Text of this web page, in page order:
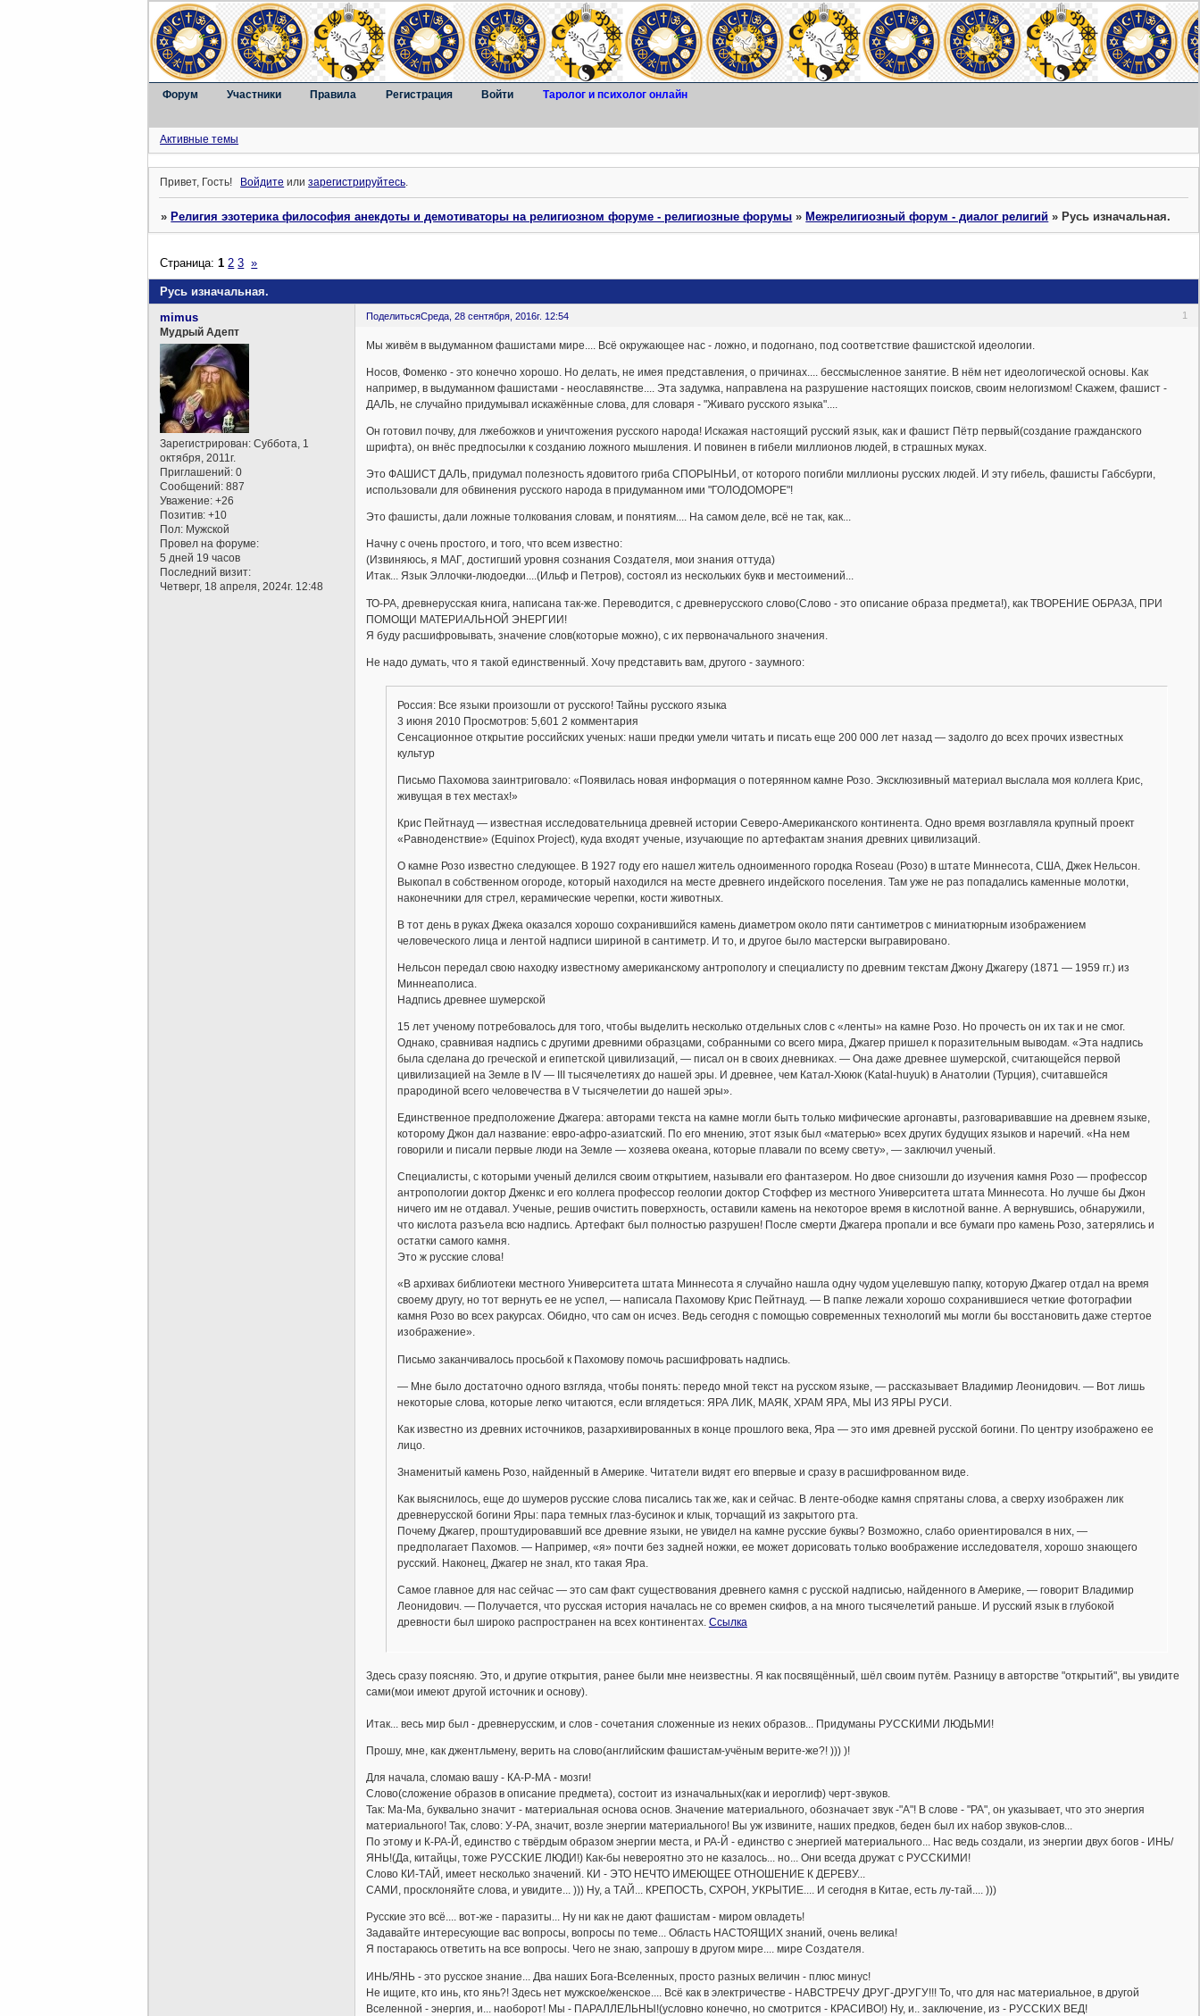
Форум Участники Правила Регистрация Войти Таролог и психолог онлайн
Активные темы
Привет, Гость! Войдите илизарегистрируйтесь.
»Религия эзотерика философия анекдоты и демотиваторы на религиозном форуме - религиозные форумы »Межрелигиозный форум - диалог религий »Русь изначальная.
Русь изначальная.
Страница:1 2 3 »
Поделиться 1
Среда, 28 сентября, 2016г. 12:54
mimus
Мудрый Адепт
Зарегистрирован: Суббота, 1
октября, 2011г.
Приглашений: 0
Сообщений: 887
Уважение: +26
Позитив: +10
Пол: Мужской
Провел на форуме:
5 дней 19 часов
Последний визит:
Четверг, 18 апреля, 2024г. 12:48
Мы живём в выдуманном фашистами мире.... Всё окружающее нас - ложно, и подогнано, под соответствие фашистской идеологии.
Носов, Фоменко - это конечно хорошо. Но делать, не имея представления, о причинах.... бессмысленное занятие. В нём нет идеологической основы. Как
например, в выдуманном фашистами - неославянстве.... Эта задумка, направлена на разрушение настоящих поисков, своим нелогизмом! Скажем, фашист -
ДАЛЬ, не случайно придумывал искажённые слова, для словаря - "Живаго русского языка"....
Он готовил почву, для лжебожков и уничтожения русского народа! Искажая настоящий русский язык, как и фашист Пётр первый(создание гражданского
шрифта), он внёс предпосылки к созданию ложного мышления. И повинен в гибели миллионов людей, в страшных муках.
Это ФАШИСТ ДАЛЬ, придумал полезность ядовитого гриба СПОРЫНЬИ, от которого погибли миллионы русских людей. И эту гибель, фашисты Габсбурги,
использовали для обвинения русского народа в придуманном ими "ГОЛОДОМОРЕ"!
Это фашисты, дали ложные толкования словам, и понятиям.... На самом деле, всё не так, как...
Начну с очень простого, и того, что всем известно:
(Извиняюсь, я МАГ, достигший уровня сознания Создателя, мои знания оттуда)
Итак... Язык Эллочки-людоедки....(Ильф и Петров), состоял из нескольких букв и местоимений...
ТО-РА, древнерусская книга, написана так-же. Переводится, с древнерусского слово(Слово - это описание образа предмета!), как ТВОРЕНИЕ ОБРАЗА, ПРИ
ПОМОЩИ МАТЕРИАЛЬНОЙ ЭНЕРГИИ!
Я буду расшифровывать, значение слов(которые можно), с их первоначального значения.
Не надо думать, что я такой единственный. Хочу представить вам, другого - заумного:
Россия: Все языки произошли от русского! Тайны русского языка
3 июня 2010 Просмотров: 5,601 2 комментария
Сенсационное открытие российских ученых: наши предки умели читать и писать еще 200 000 лет назад — задолго до всех прочих известных
культур
Письмо Пахомова заинтриговало: «Появилась новая информация о потерянном камне Розо. Эксклюзивный материал выслала моя коллега Крис,
живущая в тех местах!»
Крис Пейтнауд — известная исследовательница древней истории Северо-Американского континента. Одно время возглавляла крупный проект
«Равноденствие» (Equinox Project), куда входят ученые, изучающие по артефактам знания древних цивилизаций.
О камне Розо известно следующее. В 1927 году его нашел житель одноименного городка Roseau (Розо) в штате Миннесота, США, Джек Нельсон.
Выкопал в собственном огороде, который находился на месте древнего индейского поселения. Там уже не раз попадались каменные молотки,
наконечники для стрел, керамические черепки, кости животных.
В тот день в руках Джека оказался хорошо сохранившийся камень диаметром около пяти сантиметров с миниатюрным изображением
человеческого лица и лентой надписи шириной в сантиметр. И то, и другое было мастерски выгравировано.
Нельсон передал свою находку известному американскому антропологу и специалисту по древним текстам Джону Джагеру (1871 — 1959 гг.) из
Миннеаполиса.
Надпись древнее шумерской
15 лет ученому потребовалось для того, чтобы выделить несколько отдельных слов с «ленты» на камне Розо. Но прочесть он их так и не смог.
Однако, сравнивая надпись с другими древними образцами, собранными со всего мира, Джагер пришел к поразительным выводам. «Эта надпись
была сделана до греческой и египетской цивилизаций, — писал он в своих дневниках. — Она даже древнее шумерской, считающейся первой
цивилизацией на Земле в IV — III тысячелетиях до нашей эры. И древнее, чем Катал-Хююк (Katal-huyuk) в Анатолии (Турция), считавшейся
прародиной всего человечества в V тысячелетии до нашей эры».
Единственное предположение Джагера: авторами текста на камне могли быть только мифические аргонавты, разговаривавшие на древнем языке,
которому Джон дал название: евро-афро-азиатский. По его мнению, этот язык был «матерью» всех других будущих языков и наречий. «На нем
говорили и писали первые люди на Земле — хозяева океана, которые плавали по всему свету», — заключил ученый.
Специалисты, с которыми ученый делился своим открытием, называли его фантазером. Но двое снизошли до изучения камня Розо — профессор
антропологии доктор Дженкс и его коллега профессор геологии доктор Стоффер из местного Университета штата Миннесота. Но лучше бы Джон
ничего им не отдавал. Ученые, решив очистить поверхность, оставили камень на некоторое время в кислотной ванне. А вернувшись, обнаружили,
что кислота разъела всю надпись. Артефакт был полностью разрушен! После смерти Джагера пропали и все бумаги про камень Розо, затерялись и
остатки самого камня.
Это ж русские слова!
«В архивах библиотеки местного Университета штата Миннесота я случайно нашла одну чудом уцелевшую папку, которую Джагер отдал на время
своему другу, но тот вернуть ее не успел, — написала Пахомову Крис Пейтнауд. — В папке лежали хорошо сохранившиеся четкие фотографии
камня Розо во всех ракурсах. Обидно, что сам он исчез. Ведь сегодня с помощью современных технологий мы могли бы восстановить даже стертое
изображение».
Письмо заканчивалось просьбой к Пахомову помочь расшифровать надпись.
— Мне было достаточно одного взгляда, чтобы понять: передо мной текст на русском языке, — рассказывает Владимир Леонидович. — Вот лишь
некоторые слова, которые легко читаются, если вглядеться: ЯРА ЛИК, МАЯК, ХРАМ ЯРА, МЫ ИЗ ЯРЫ РУСИ.
Как известно из древних источников, разархивированных в конце прошлого века, Яра — это имя древней русской богини. По центру изображено ее
лицо.
Знаменитый камень Розо, найденный в Америке. Читатели видят его впервые и сразу в расшифрованном виде.
Как выяснилось, еще до шумеров русские слова писались так же, как и сейчас. В ленте-ободке камня спрятаны слова, а сверху изображен лик
древнерусской богини Яры: пара темных глаз-бусинок и клык, торчащий из закрытого рта.
Почему Джагер, проштудировавший все древние языки, не увидел на камне русские буквы? Возможно, слабо ориентировался в них, —
предполагает Пахомов. — Например, «я» почти без задней ножки, ее может дорисовать только воображение исследователя, хорошо знающего
русский. Наконец, Джагер не знал, кто такая Яра.
Самое главное для нас сейчас — это сам факт существования древнего камня с русской надписью, найденного в Америке, — говорит Владимир
Леонидович. — Получается, что русская история началась не со времен скифов, а на много тысячелетий раньше. И русский язык в глубокой
древности был широко распространен на всех континентах. Ссылка
Здесь сразу поясняю. Это, и другие открытия, ранее были мне неизвестны. Я как посвящённый, шёл своим путём. Разницу в авторстве "открытий", вы увидите
сами(мои имеют другой источник и основу).
Итак... весь мир был - древнерусским, и слов - сочетания сложенные из неких образов... Придуманы РУССКИМИ ЛЮДЬМИ!
Прошу, мне, как джентльмену, верить на слово(английским фашистам-учёным верите-же?! ))) )!
Для начала, сломаю вашу - КА-Р-МА - мозги!
Слово(сложение образов в описание предмета), состоит из изначальных(как и иероглиф) черт-звуков.
Так: Ма-Ма, буквально значит - материальная основа основ. Значение материального, обозначает звук -"А"! В слове - "РА", он указывает, что это энергия
материального! Так, слово: У-РА, значит, возле энергии материального! Вы уж извините, наших предков, беден был их набор звуков-слов...
По этому и К-РА-Й, единство с твёрдым образом энергии места, и РА-Й - единство с энергией материального... Нас ведь создали, из энергии двух богов - ИНЬ/
ЯНЬ!(Да, китайцы, тоже РУССКИЕ ЛЮДИ!) Как-бы невероятно это не казалось... но... Они всегда дружат с РУССКИМИ!
Слово КИ-ТАЙ, имеет несколько значений. КИ - ЭТО НЕЧТО ИМЕЮЩЕЕ ОТНОШЕНИЕ К ДЕРЕВУ...
САМИ, просклоняйте слова, и увидите... ))) Ну, а ТАЙ... КРЕПОСТЬ, СХРОН, УКРЫТИЕ.... И сегодня в Китае, есть лу-тай.... )))
Русские это всё.... вот-же - паразиты... Ну ни как не дают фашистам - миром овладеть!
Задавайте интересующие вас вопросы, вопросы по теме... Область НАСТОЯЩИХ знаний, очень велика!
Я постараюсь ответить на все вопросы. Чего не знаю, запрошу в другом мире.... мире Создателя.
ИНЬ/ЯНЬ - это русское знание... Два наших Бога-Вселенных, просто разных величин - плюс минус!
Не ищите, кто инь, кто янь?! Здесь нет мужское/женское.... Всё как в электричестве - НАВСТРЕЧУ ДРУГ-ДРУГУ!!! То, что для нас материальное, в другой
Вселенной - энергия, и... наоборот! Мы - ПАРАЛЛЕЛЬНЫ!(условно конечно, но смотрится - КРАСИВО!) Ну, и.. заключение, из - РУССКИХ ВЕД!